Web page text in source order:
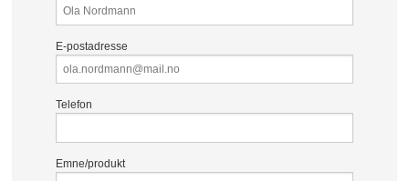
E-postadresse
Telefon
Emne/produkt